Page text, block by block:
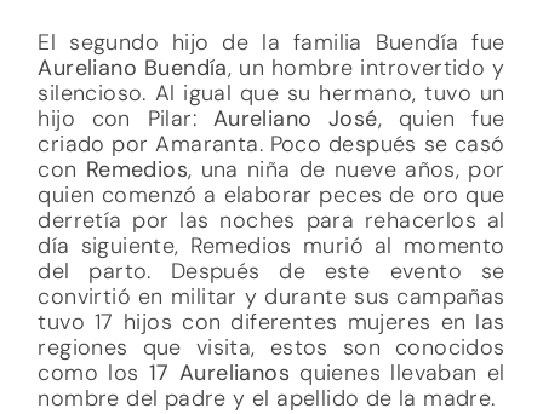
El segundo hijo de la familia Buendía fue
Aureliano Buendía, un hombre introvertido y
silencioso. Al igual que su hermano, tuvo un
hijo con Pilar: Aureliano José, quien fue
criado por Amaranta. Poco después se casó
con Remedios, una niña de nueve años, por
quien comenzó a elaborar peces de oro que
derretía por las noches para rehacerlos al
día siguiente, Remedios murió al momento
del parto. Después de este evento se
convirtió en militar y durante sus campañas
tuvo 17 hijos con diferentes mujeres en las
regiones que visita, estos son conocidos
como los 17 Aurelianos quienes llevaban el
nombre del padre y el apellido de la madre.